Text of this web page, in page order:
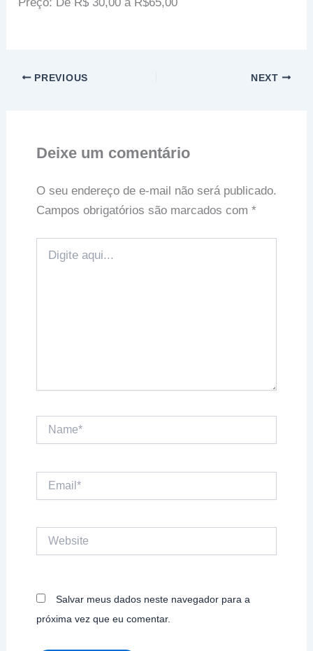
PREVIOUS NEXT
Deixe um comentário
O seu endereço de e-mail não será publicado.
Campos obrigatórios são marcados com *
aqui...
Website
Salvar meus dados neste navegador para a
próxima vez que eu comentar.